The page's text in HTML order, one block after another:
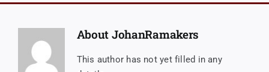
Kalender
Hart voor Baexem
About JohanRamakers
This author has not yet filled in any